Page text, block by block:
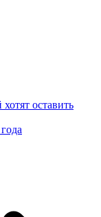
оставить